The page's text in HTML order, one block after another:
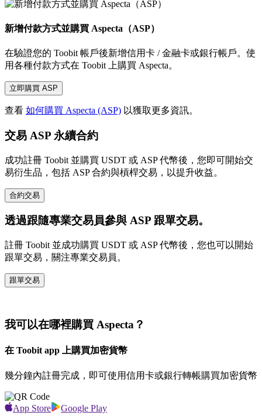
新增付款方式並購買 Aspecta（ASP）
在驗證您的 Toobit 帳戶後新增信用卡 / 金融卡或銀行帳戶。使
用各種付款方式在 Toobit 上購買 Aspecta。
立即購買 ASP
查看 如何購買 Aspecta (ASP) 以獲取更多資訊。
交易 ASP 永續合約
成功註冊 Toobit 並購買 USDT 或 ASP 代幣後，您即可開始交
易衍生品，包括 ASP 合約與槓桿交易，以提升收益。
合約交易
透過跟隨專業交易員參與 ASP 跟單交易。
註冊 Toobit 並成功購買 USDT 或 ASP 代幣後，您也可以開始
跟單交易，關注專業交易員。
跟單交易
我可以在哪裡購買 Aspecta？
在 Toobit app 上購買加密貨幣
幾分鐘內註冊完成，即可使用信用卡或銀行轉帳購買加密貨幣
App Store Google Play